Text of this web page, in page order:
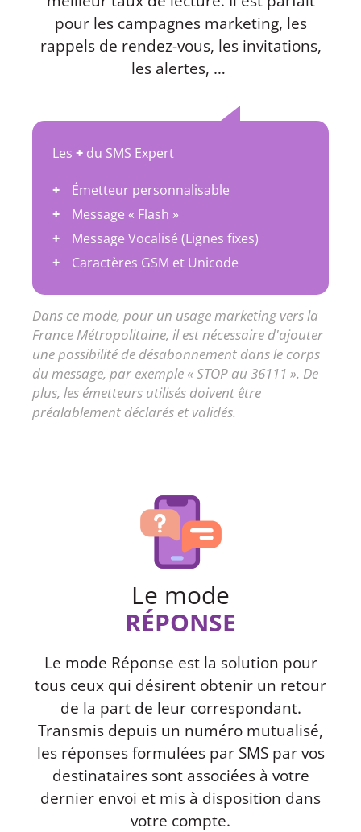
pour les campagnes marketing, les
rappels de rendez-vous, les invitations,
les alertes, …
Les + du SMS Expert
Émetteur personnalisable
Message « Flash »
Message Vocalisé (Lignes fixes)
Caractères GSM et Unicode
Dans ce mode, pour un usage marketing vers la
France Métropolitaine, il est nécessaire d'ajouter
une possibilité de désabonnement dans le corps
du message, par exemple « STOP au 36111 ». De
plus, les émetteurs utilisés doivent être
préalablement déclarés et validés.
Le mode
RÉPONSE
Le mode Réponse est la solution pour
tous ceux qui désirent obtenir un retour
de la part de leur correspondant.
Transmis depuis un numéro mutualisé,
les réponses formulées par SMS par vos
destinataires sont associées à votre
dernier envoi et mis à disposition dans
votre compte.